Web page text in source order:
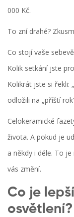
000 Kč.
To zní drahé?
Co stojí vaše
Kolik setkání jste
Kolikrát jste si řekli:
odložili na „příští
Celokeramické
života. A pokud je
a někdy i déle. To
vás změní.
Co je
osvětlení?